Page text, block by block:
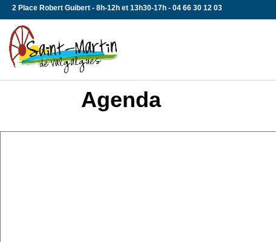
Skip
to
content
2 Place Robert Guibert - 8h-12h et 13h30-17h - 04 66 30 12 03
Agenda